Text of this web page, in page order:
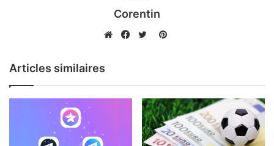
Corentin
Pinterest
Articles similaires